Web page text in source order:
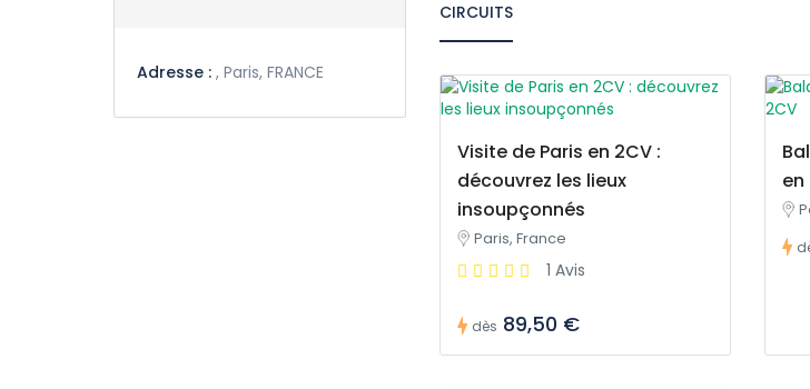
Adresse : , Paris, FRANCE
CIRCUITS
Visite de Paris en 2CV :
découvrez les lieux
insoupçonnés
Paris, France
1 Avis
dès 89,50 €
en